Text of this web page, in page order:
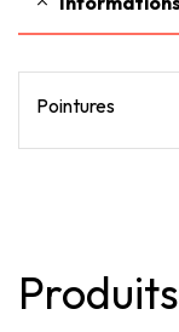
Pointures